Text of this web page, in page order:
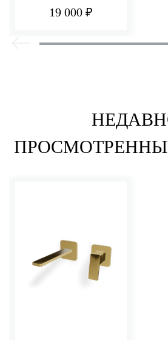
РАКОВИНЫ/ДУША
19 000 ₽